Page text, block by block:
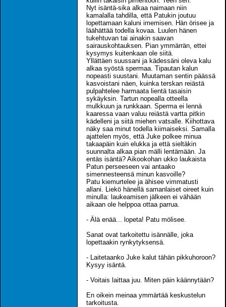
Nyt isäntä-sika alkaa naimaan niin
kamalalla tahdilla, että Patukin joutuu
lopettamaan kaluni imemisen. Hän örisee ja
läähättää todella kovaa. Luulen hänen
tukehtuvan tai ainakin saavan
sairauskohtauksen. Pian ymmärrän, ettei
kysymys kuitenkaan ole siitä.
Yllättäen suussani ja kädessäni oleva kalu
alkaa syöstä spermaa. Tipautan kalun
nopeasti suustani. Muutaman sentin päässä
kasvoistani näen, kuinka terskan reiästä
pulpahtelee harmaata lientä tasaisin
sykäyksin. Tartun nopealla otteella
mulkkuun ja runkkaan. Sperma ei lennä
kaaressa vaan valuu reiästä vartta pitkin
kädelleni ja siitä miehen vatsalle. Kiihottava
näky saa minut todella kiimaiseksi. Samalla
ajattelen myös, että Juke polkee minua
takaapäin kuin elukka ja että sieltäkin
suunnalta alkaa pian mälli lentämään. Ja
entäs isäntä? Aikookohan ukko laukaista
Patun perseeseen vai antaako
simennesteensä minun kasvoille?
Patu kiemurtelee ja ähisee vimmatusti
allani. Liekö hänellä samanlaiset oireet kuin
minulla: laukeamisen jälkeen ei vähään
aikaan ole helppoa ottaa parrua.
- Älä enää... lopeta! Patu mölisee.
Sanat ovat tarkoitettu isännälle, joka
lopettaakin rynkytyksensä.
- Laitetaanko Juke kalut tähän pikkuhoroon?
Kysyy isäntä.
- Voitais laittaa juu. Miten päin käännytään?
En oikein meinaa ymmärtää keskustelun
tarkoitusta.